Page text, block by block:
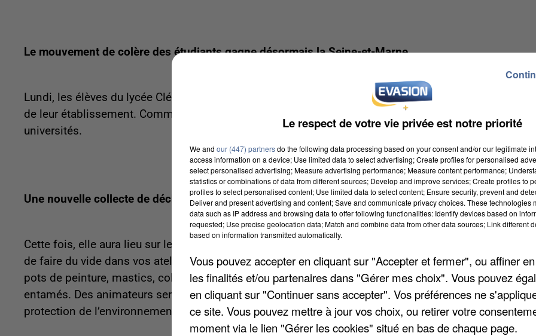
Le mouvement de colère des étudiants gagne désormais la Seine-et-Marne
Lundi, les élèves du lycée Clément Ader, à Tournan-en-Brie, envisagent de manifester devant les
de leur établissement. Comme les étudiants de Tolbiac à Paris, ils contestent la réforme de l’accès
universités.
Une nouvelle collecte de déchets chimiques demain en Seine-et-Marne
Cette fois, elle aura lieu sur le parking du magasin Leroy Merlin de Brie-Comte-Robert. C’est le
de faire du vide dans vos ateliers et vos garages. L’organisme Eco DDS vous invite à venir déposer
pots de peinture, mastics, colles, désherbants et produits de cheminées usagés, qu’ils soient vides
entamés. Des animateurs seront présents de 10h à 17h pour vous rappeler les bons gestes de
protection de l’environnement. Plus d’infos sur le site www.ecodds.com.
Le respect de votre vie privée est notre priorité
We and our (447) partnersdo the following data processing based on your consent and/or our legitimate
access information on a device; Use limited data to select advertising; Create profiles for personalised
select personalised advertising; Measure advertising performance; Measure content performance;
statistics or combinations of data from different sources; Develop and improve services; Create profiles to
profiles to select personalised content; Use limited data to select content; Ensure security, prevent and
Deliver and present advertising and content; Save and communicate privacy choices. These technologies
data such as IP address and browsing data to offer following functionalities: Identify devices based on
requested; Use precise geolocation data; Match and combine data from other data sources; Link different
based on information transmitted automatically.
Vous pouvez accepter en cliquant sur "Accepter et fermer", ou affiner
les finalités et/ou partenaires dans "Gérer mes choix". Vous pouvez
en cliquant sur "Continuer sans accepter". Vos préférences ne
ce site. Vous pouvez mettre à jour vos choix, ou retirer votre
moment via le lien "Gérer les cookies" situé en bas de chaque page.